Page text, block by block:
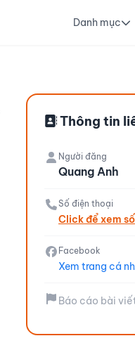
Danh mục
Thông tin
Người đăng
Quang Anh
Số điện thoại
Click để xem
Facebook
Xem trang cá
Báo cáo bài